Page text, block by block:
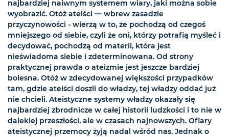
najbardziej naiwnym systemem wiary, jaki można sobie
wyobrazić. Otóż ateiści — wbrew zasadzie
przyczynowości - wierzą w to, że pochodzą od czegoś
mniejszego od siebie, czyli że oni, którzy potrafią myśleć i
decydować, pochodzą od materii, która jest
nieświadoma siebie i zdeterminowana. Od strony
praktycznej prawda o ateizmie jest jeszcze bardziej
bolesna. Otóż w zdecydowanej większości przypadków
tam, gdzie ateiści doszli do władzy, tej władzy oddać już
nie chcieli. Ateistyczne systemy władzy okazały się
najbardziej zbrodnicze w całej historii ludzkości i to nie w
dalekiej przeszłości, ale w czasach najnowszych. Ofiary
ateistycznej przemocy żyją nadal wśród nas. Jednak o